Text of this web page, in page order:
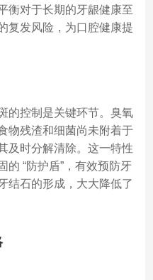
衡对于长期的牙龈健康至
复发风险，为口腔健康提
的控制是关键环节。臭氧
物残渣和细菌尚未附着于
及时分解清除。这一特性
的 “防护盾”，有效预防牙
结石的形成，大大降低了